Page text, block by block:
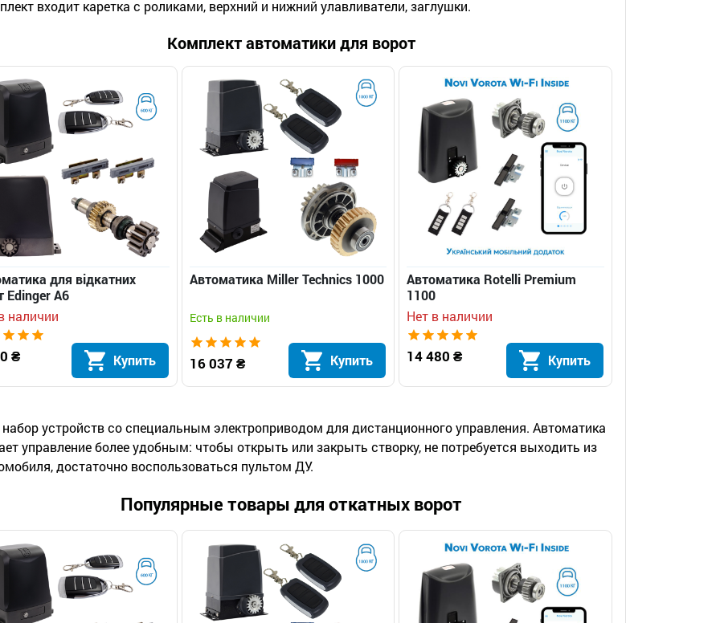
входит каретка с роликами, верхний и нижний улавливатели, заглушки.
Комплект автоматики для ворот
для відкатних
Edinger A6
наличии
₴ Купить
Автоматика Miller Technics 1000
Есть в наличии
16 037 ₴ Купить
Автоматика Rotelli Premium
1100
Нет в наличии
14 480 ₴ Купить
устройств со специальным электроприводом для дистанционного управления. Автоматика
управление более удобным: чтобы открыть или закрыть створку, не потребуется выходить из
достаточно воспользоваться пультом ДУ.
Популярные товары для откатных ворот